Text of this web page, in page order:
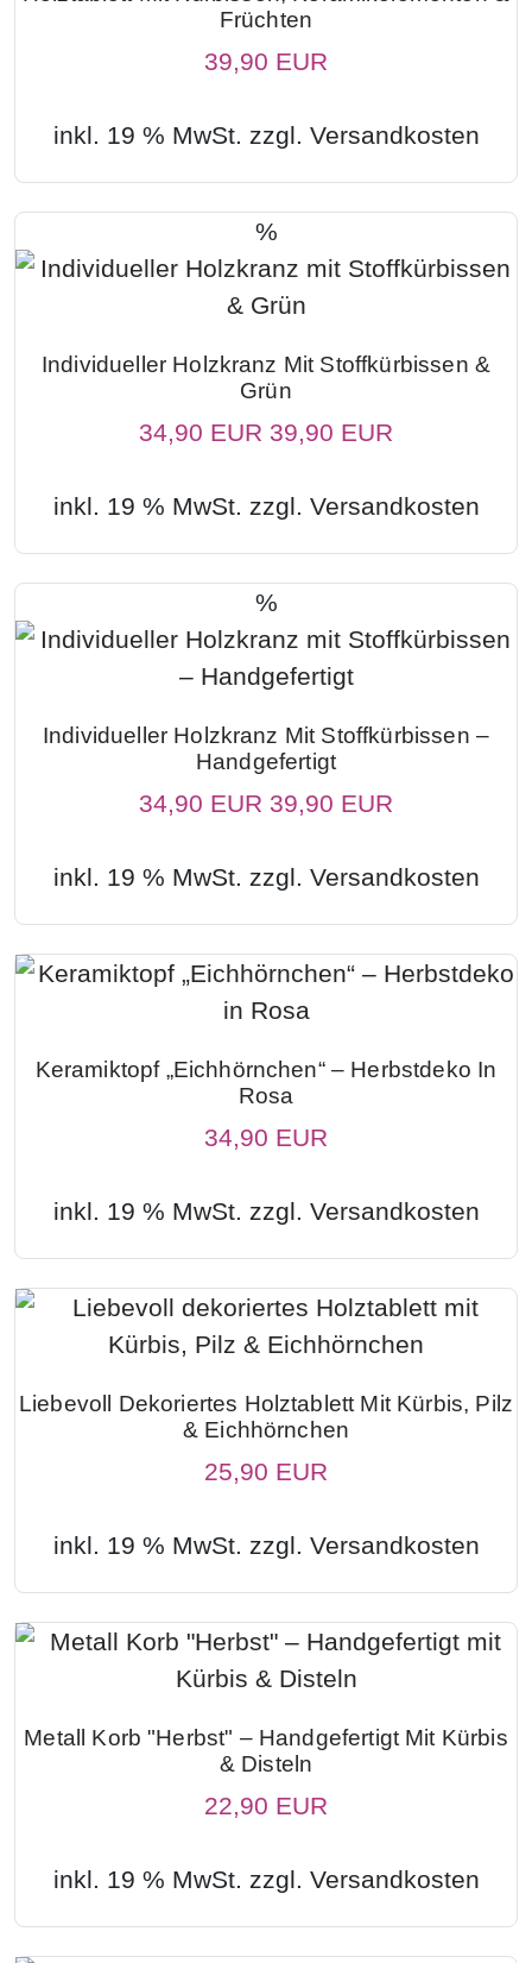
Früchten
39,90 EUR
inkl. 19 % MwSt. zzgl. Versandkosten
%
Individueller Holzkranz Mit Stoffkürbissen &
Grün
34,90 EUR 39,90 EUR
inkl. 19 % MwSt. zzgl. Versandkosten
%
Individueller Holzkranz Mit Stoffkürbissen –
Handgefertigt
34,90 EUR 39,90 EUR
inkl. 19 % MwSt. zzgl. Versandkosten
Keramiktopf „Eichhörnchen“ – Herbstdeko In
Rosa
34,90 EUR
inkl. 19 % MwSt. zzgl. Versandkosten
Liebevoll Dekoriertes Holztablett Mit Kürbis, Pilz
& Eichhörnchen
25,90 EUR
inkl. 19 % MwSt. zzgl. Versandkosten
Metall Korb "Herbst" – Handgefertigt Mit Kürbis
& Disteln
22,90 EUR
inkl. 19 % MwSt. zzgl. Versandkosten